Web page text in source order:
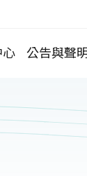
公告與聲